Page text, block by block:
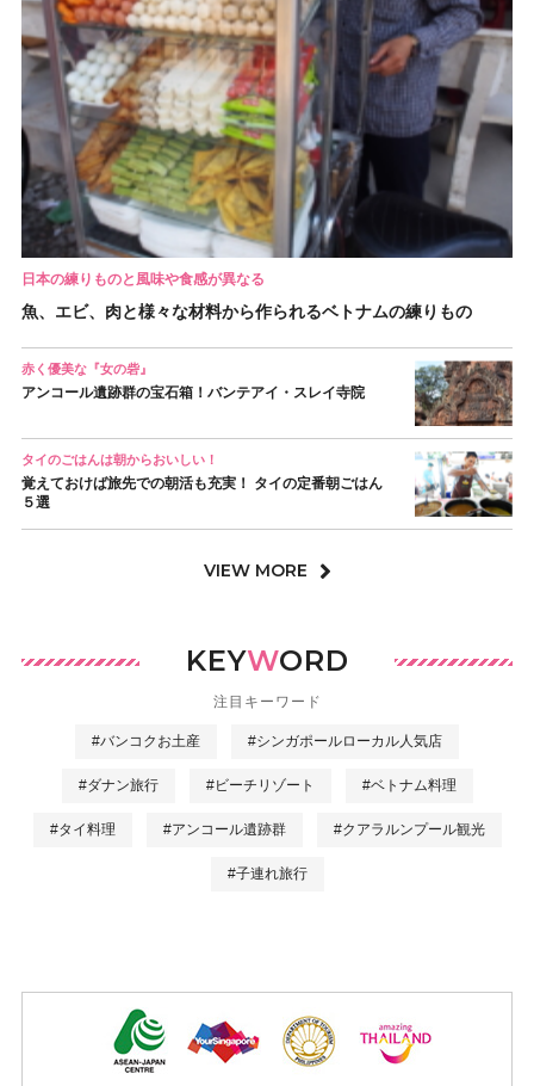
日本の練りものと風味や食感が異なる
魚、エビ、肉と様々な材料から作られるベトナムの練りもの
赤く優美な『女の砦』
アンコール遺跡群の宝石箱！バンテアイ・スレイ寺院
タイのごはんは朝からおいしい！
覚えておけば旅先での朝活も充実！ タイの定番朝ごはん
５選
VIEW MORE
KEYWORD
注目キーワード
#バンコクお土産 #シンガポールローカル人気店
#ダナン旅行 #ビーチリゾート #ベトナム料理
#タイ料理 #アンコール遺跡群 #クアラルンプール観光
#子連れ旅行